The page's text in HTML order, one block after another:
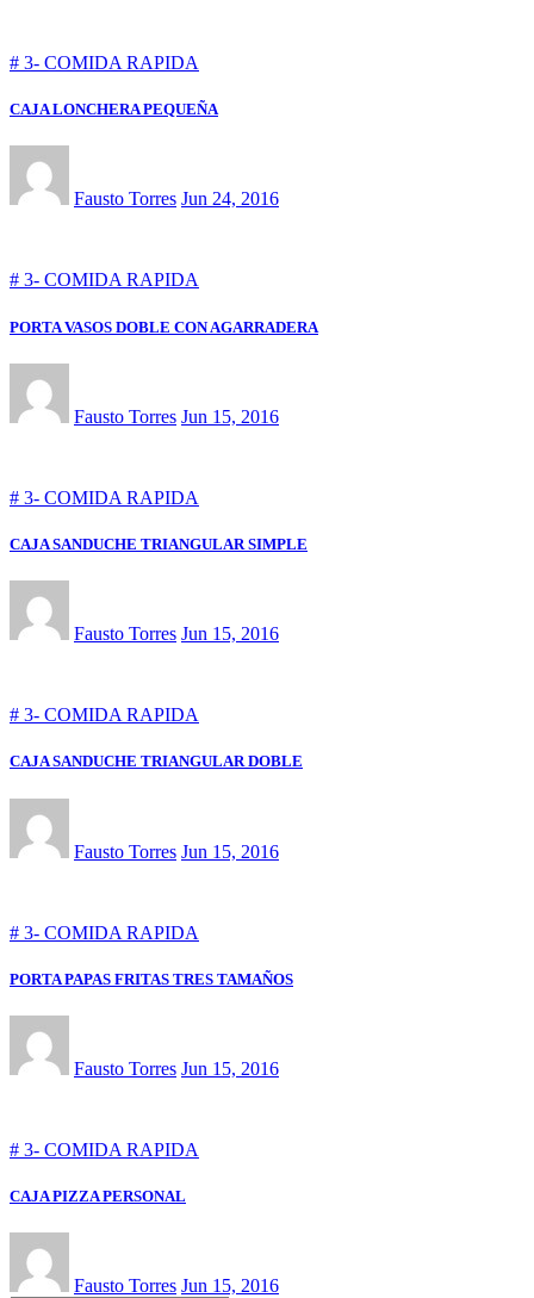
# 3- COMIDA RAPIDA
CAJA LONCHERA PEQUEÑA
Fausto Torres Jun 24, 2016
# 3- COMIDA RAPIDA
PORTA VASOS DOBLE CON AGARRADERA
Fausto Torres Jun 15, 2016
# 3- COMIDA RAPIDA
CAJA SANDUCHE TRIANGULAR SIMPLE
Fausto Torres Jun 15, 2016
# 3- COMIDA RAPIDA
CAJA SANDUCHE TRIANGULAR DOBLE
Fausto Torres Jun 15, 2016
# 3- COMIDA RAPIDA
PORTA PAPAS FRITAS TRES TAMAÑOS
Fausto Torres Jun 15, 2016
# 3- COMIDA RAPIDA
CAJA PIZZA PERSONAL
Fausto Torres Jun 15, 2016